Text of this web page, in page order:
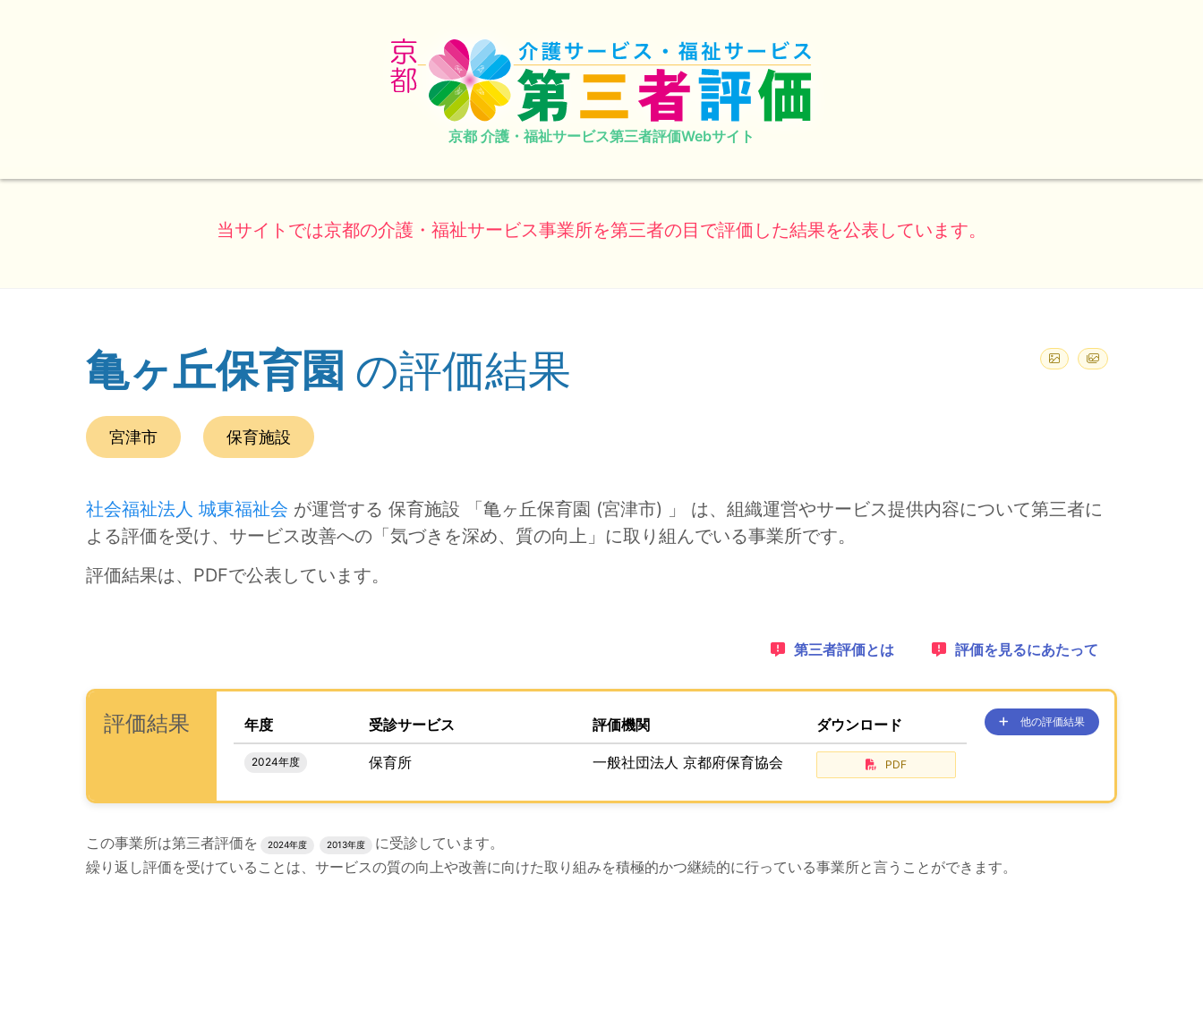
京都 介護・福祉サービス第三者評価Webサイト
当サイトでは京都の介護・福祉サービス事業所を第三者の目で評価した結果を公表しています。
(ページのタイトル)
亀ヶ丘保育園 の評価結果
この事業所の所在エリアは、
宮津市
です。
種別は
保育施設
社会福祉法人 城東福祉会 が運営する 保育施設 「亀ヶ丘保育園 (宮津市) 」 は、組織運営やサービス提供内容について第三者に
よる評価を受け、サービス改善への「気づきを深め、質の向上」に取り組んでいる事業所です。
評価結果は、PDFで公表しています。
1：
第三者評価とは 2：
評価を見るにあたって
ナビゲーションリンクの読み上げは以上です。
次は事業所評価を公表するためのエリアです。
(タイトル)
評価結果 、この事業所の評価結果をPDFでダウンロードすることができます。
年度 受診サービス 評価機関 ダウンロード
2024年度 保育所 一般社団法人 京都府保育協会 PDF
、ここに過去の公表コンテンツ
他の評価結果
が、あります。
評価結果のPDFでのダウンロードエリアの読み上げは以上です。
この事業所は第三者評価を 2024年度 2013年度
に受診しています。
繰り返し評価を受けていることは、サービスの質の向上や改善に向けた取り組みを積極的かつ継続的に行っている事業所と言うことができます。